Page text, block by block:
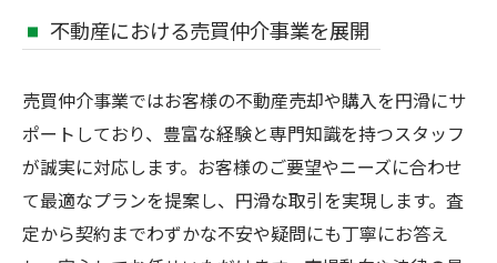
不動産における売買仲介事業を展開
売買仲介事業ではお客様の不動産売却や購入を円滑にサ
ポートしており、豊富な経験と専門知識を持つスタッフ
が誠実に対応します。お客様のご要望やニーズに合わせ
て最適なプランを提案し、円滑な取引を実現します。査
定から契約までわずかな不安や疑問にも丁寧にお答え